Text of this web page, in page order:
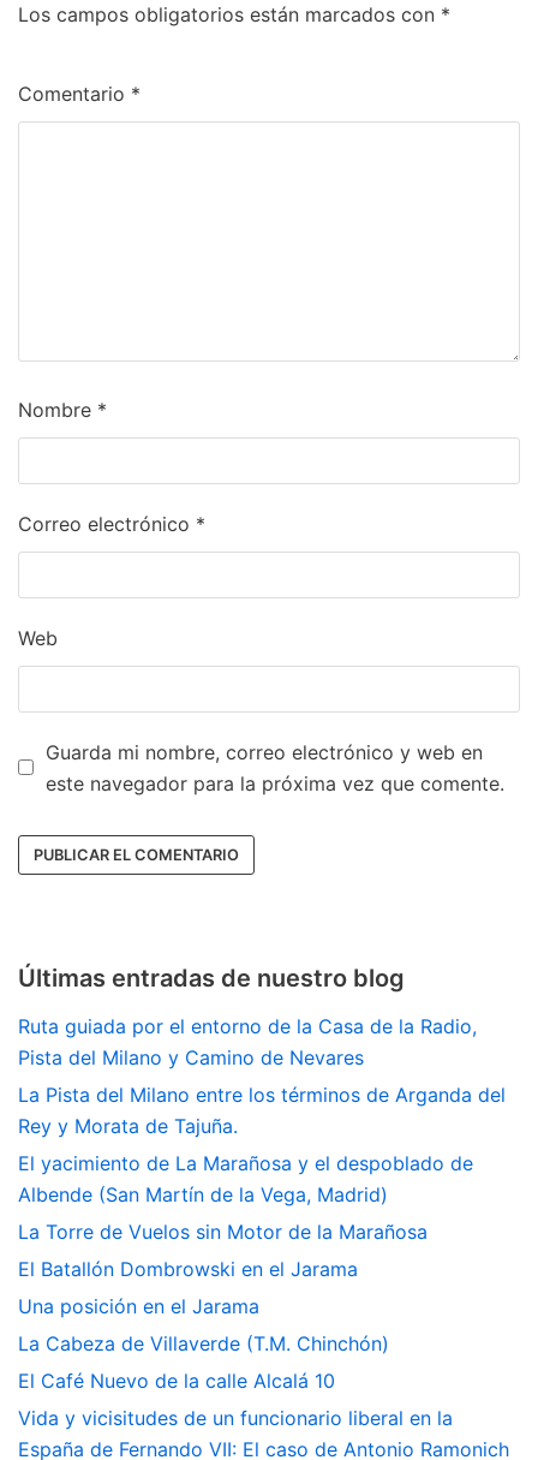
Los campos obligatorios están marcados con *
Comentario *
Nombre *
Correo electrónico *
Web
Guarda mi nombre, correo electrónico y web en
este navegador para la próxima vez que comente.
Últimas entradas de nuestro blog
Ruta guiada por el entorno de la Casa de la Radio,
Pista del Milano y Camino de Nevares
La Pista del Milano entre los términos de Arganda del
Rey y Morata de Tajuña.
El yacimiento de La Marañosa y el despoblado de
Albende (San Martín de la Vega, Madrid)
La Torre de Vuelos sin Motor de la Marañosa
El Batallón Dombrowski en el Jarama
Una posición en el Jarama
La Cabeza de Villaverde (T.M. Chinchón)
El Café Nuevo de la calle Alcalá 10
Vida y vicisitudes de un funcionario liberal en la
España de Fernando VII: El caso de Antonio Ramonich